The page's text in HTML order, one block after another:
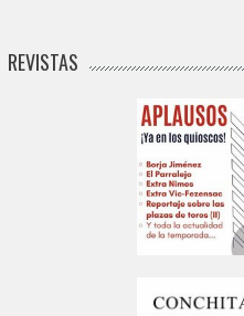
REVISTAS